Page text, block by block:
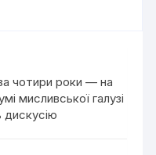
чотири роки — на
мисливської галузі
дискусію